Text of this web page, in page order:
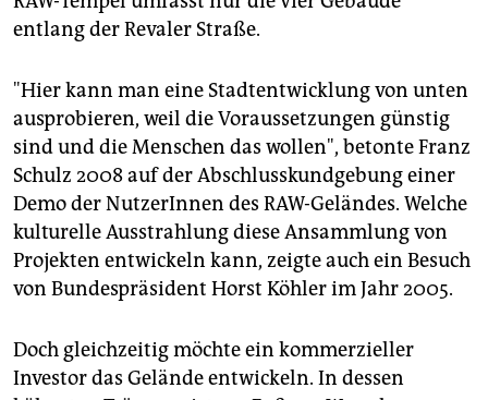
entlang der Revaler Straße.
"Hier kann man eine Stadtentwicklung von unten
ausprobieren, weil die Voraussetzungen günstig
sind und die Menschen das wollen", betonte Franz
Schulz 2008 auf der Abschlusskundgebung einer
Demo der NutzerInnen des RAW-Geländes. Welche
kulturelle Ausstrahlung diese Ansammlung von
Projekten entwickeln kann, zeigte auch ein Besuch
von Bundespräsident Horst Köhler im Jahr 2005.
Doch gleichzeitig möchte ein kommerzieller
Investor das Gelände entwickeln. In dessen